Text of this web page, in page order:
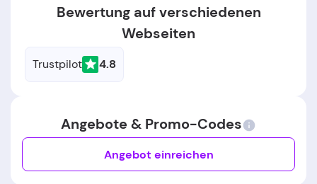
Bewertung auf verschiedenen
Webseiten
Trustpilot 4.8
Angebote & Promo-Codes
Angebot einreichen